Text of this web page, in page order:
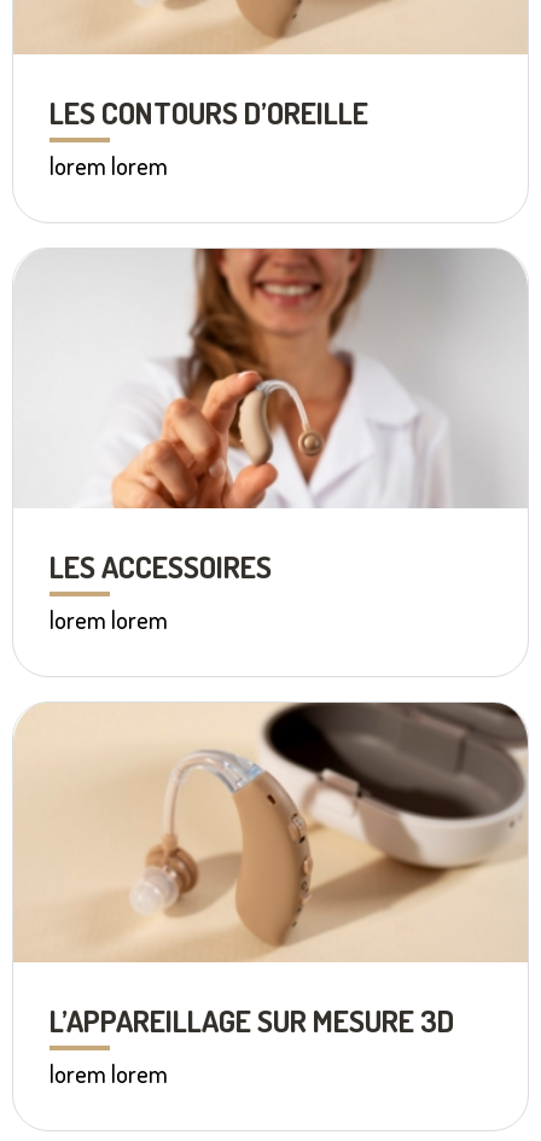
LES CONTOURS D’OREILLE
lorem lorem
LES ACCESSOIRES
lorem lorem
L’APPAREILLAGE SUR MESURE 3D
lorem lorem